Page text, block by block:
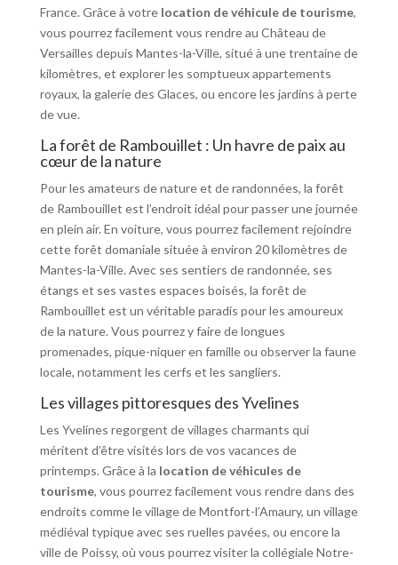
France. Grâce à votre location de véhicule de tourisme,
vous pourrez facilement vous rendre au Château de
Versailles depuis Mantes-la-Ville, situé à une trentaine de
kilomètres, et explorer les somptueux appartements
royaux, la galerie des Glaces, ou encore les jardins à perte
de vue.
La forêt de Rambouillet : Un havre de paix au
cœur de la nature
Pour les amateurs de nature et de randonnées, la forêt
de Rambouillet est l’endroit idéal pour passer une journée
en plein air. En voiture, vous pourrez facilement rejoindre
cette forêt domaniale située à environ 20 kilomètres de
Mantes-la-Ville. Avec ses sentiers de randonnée, ses
étangs et ses vastes espaces boisés, la forêt de
Rambouillet est un véritable paradis pour les amoureux
de la nature. Vous pourrez y faire de longues
promenades, pique-niquer en famille ou observer la faune
locale, notamment les cerfs et les sangliers.
Les villages pittoresques des Yvelines
Les Yvelines regorgent de villages charmants qui
méritent d’être visités lors de vos vacances de
printemps. Grâce à la location de véhicules de
tourisme, vous pourrez facilement vous rendre dans des
endroits comme le village de Montfort-l’Amaury, un village
médiéval typique avec ses ruelles pavées, ou encore la
ville de Poissy, où vous pourrez visiter la collégiale Notre-